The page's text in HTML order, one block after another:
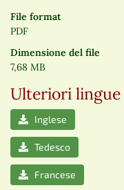
File format
PDF
Dimensione del file
7,68 MB
Ulteriori lingue
Inglese
Tedesco
Francese